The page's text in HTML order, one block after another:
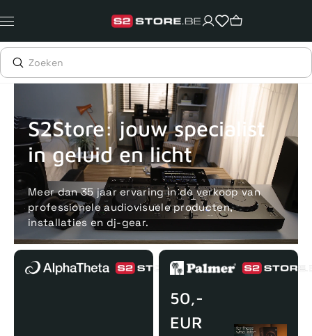
naar
content
Voor 15uur besteld, zelfde dag verstuurd Echte winkel +35
S2Store: jouw specialist
in geluid en licht
Meer dan 35 jaar ervaring in de verkoop van
professionele audiovisuele producten,
installaties en dj-gear.
50,-
EUR